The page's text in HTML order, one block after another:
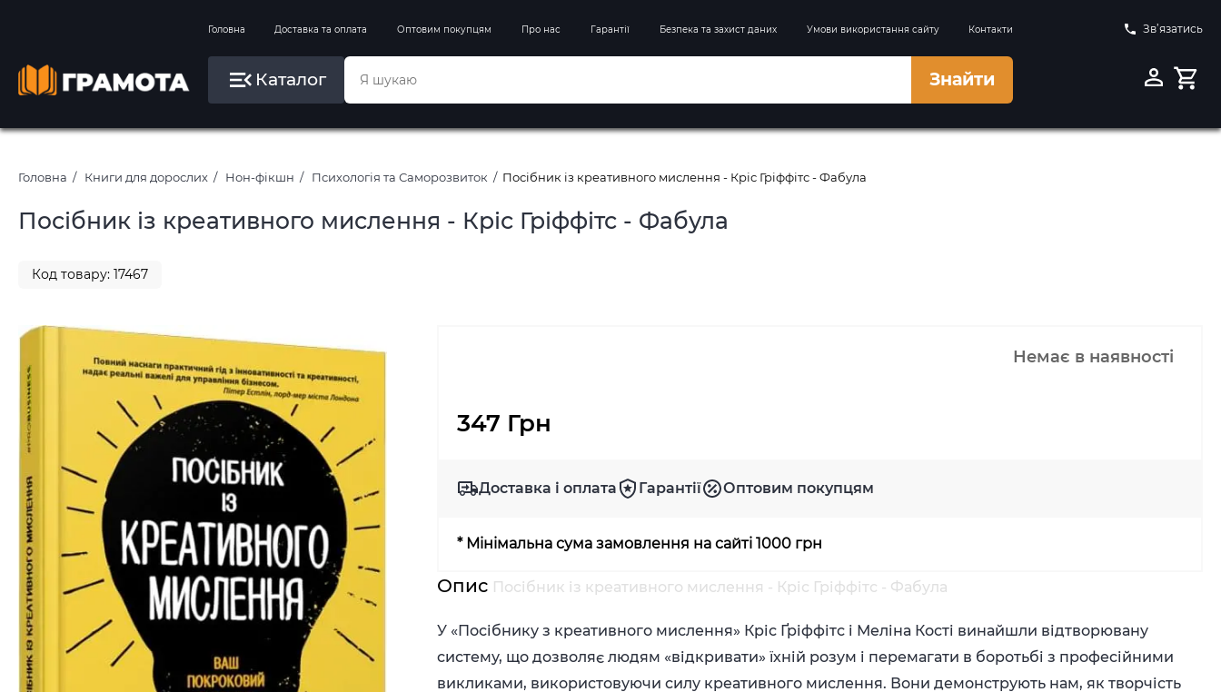
Головна Доставка та оплата Оптовим покупцям Про нас Гарантії Безпека та захист даних Умови використання сайту Контакти Зв’язатись
Каталог Знайти
Вправи на зимові канікули
Літо, пляж, плавання, басейни
Картини за номерами
Головна Книги для дорослих Нон-фікшн Психологія та Саморозвиток Посібник із креативного мислення - Кріс Гріффітс - Фабула
Посібник із креативного мислення - Кріс Гріффітс - Фабула
Код товару: 17467
Немає в наявності
347 Грн
Доставка і оплата Гарантії Оптовим покупцям
* Мінімальна сума замовлення на сайті 1000 грн
Опис Посібник із креативного мислення - Кріс Гріффітс - Фабула
У «Посібнику з креативного мислення» Кріс Ґріффітс і Меліна Кості винайшли відтворювану
систему, що дозволяє людям «відкривати» їхній розум і перемагати в боротьбі з професійними
викликами, використовуючи силу креативного мислення. Вони демонструють нам, як творчість